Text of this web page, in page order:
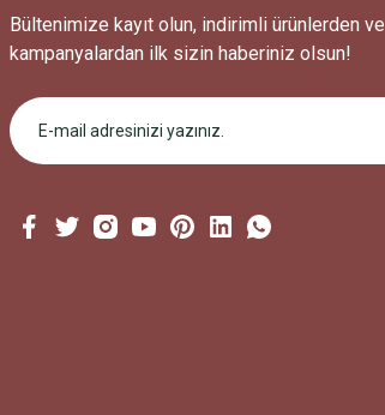
Bültenimize kayıt olun, indirimli ürünlerden ve
kampanyalardan ilk sizin haberiniz olsun!